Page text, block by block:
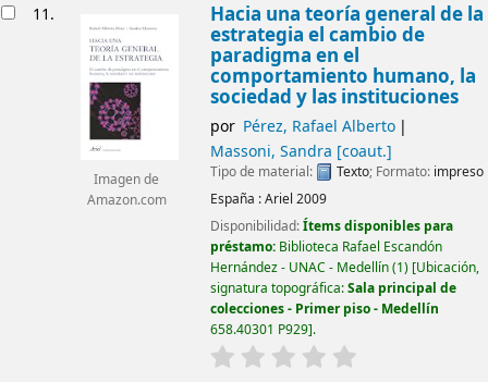
11.
Imagen de
Amazon.com
Hacia una teoría general de la
estrategia el cambio de
paradigma en el
comportamiento humano, la
sociedad y las instituciones
por Pérez, Rafael Alberto
Massoni, Sandra [coaut.]
Tipo de material: Texto; Formato: impreso
España :Ariel 2009
Disponibilidad:Ítems disponibles para
préstamo: Biblioteca Rafael Escandón
Hernández - UNAC - Medellín(1) Ubicación,
signatura topográfica:Sala principal de
colecciones - Primer piso - Medellín
658.40301 P929 .
valoración